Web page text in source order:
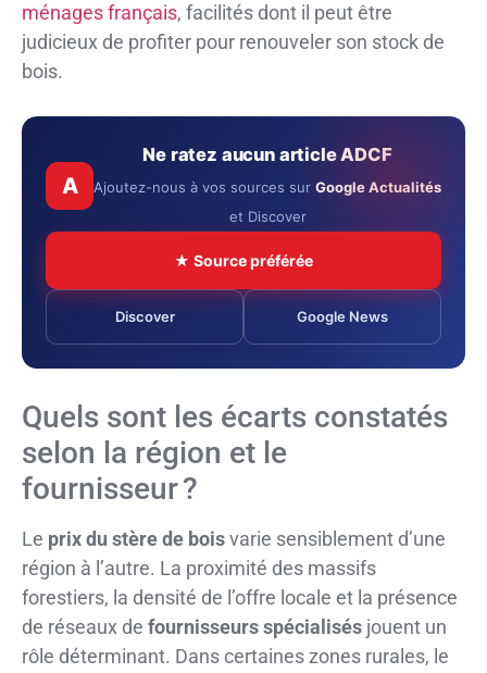
ménages français, facilités dont il peut être
judicieux de profiter pour renouveler son stock de
bois.
A
Ne ratez aucun article ADCF
Ajoutez-nous à vos sources sur Google Actualités
et Discover
★ Source préférée
Discover Google News
Quels sont les écarts constatés
selon la région et le
fournisseur ?
Le prix du stère de boisvarie sensiblement d’une
région à l’autre. La proximité des massifs
forestiers, la densité de l’offre locale et la présence
de réseaux de fournisseurs spécialisés jouent un
rôle déterminant. Dans certaines zones rurales, le